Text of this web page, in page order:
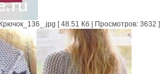
[ 48.51 Кб | Просмотров: 3632 ]